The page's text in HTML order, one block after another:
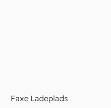
Faxe Ladeplads